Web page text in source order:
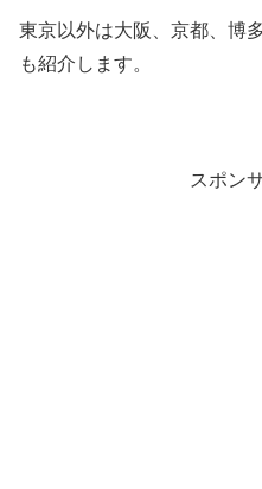
東京以外は大阪、京都、博
も紹介します。
スポン